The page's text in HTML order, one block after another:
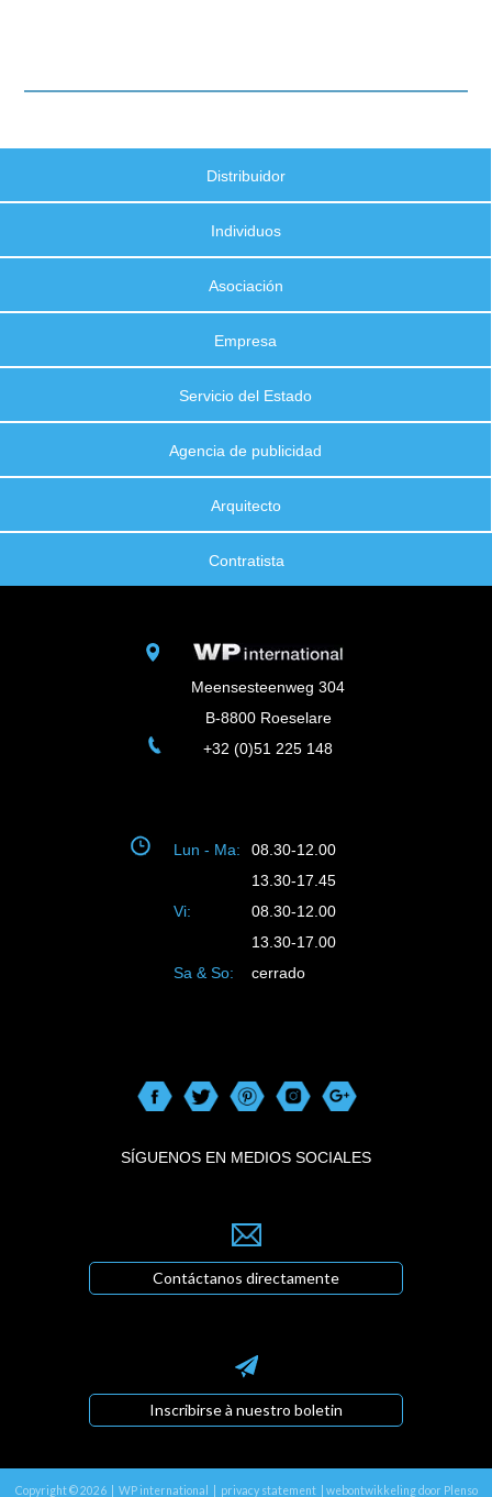
Distribuidor
Individuos
Asociación
Empresa
Servicio del Estado
Agencia de publicidad
Arquitecto
Contratista
Meensesteenweg 304
B-8800 Roeselare
+32 (0)51 225 148
Lun - Ma:
08.30-12.00
13.30-17.45
Vi:
08.30-12.00
13.30-17.00
Sa & So:
cerrado
SÍGUENOS EN MEDIOS SOCIALES
Contáctanos directamente
Inscribirse à nuestro boletin
Copyright © 2026 | WP international | privacy statement| webontwikkeling door Plenso